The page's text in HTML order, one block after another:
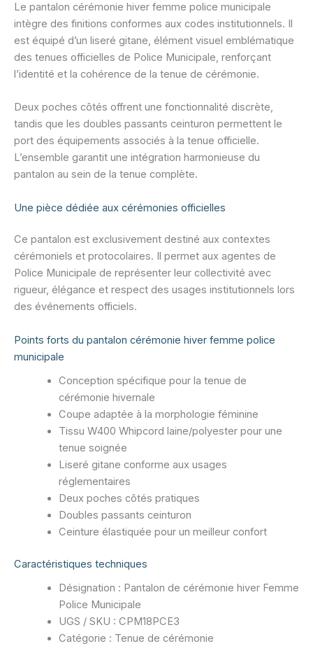
Le pantalon cérémonie hiver femme police municipale
intègre des finitions conformes aux codes institutionnels. Il
est équipé d’un liseré gitane, élément visuel emblématique
des tenues officielles de Police Municipale, renforçant
l’identité et la cohérence de la tenue de cérémonie.
Deux poches côtés offrent une fonctionnalité discrète,
tandis que les doubles passants ceinturon permettent le
port des équipements associés à la tenue officielle.
L’ensemble garantit une intégration harmonieuse du
pantalon au sein de la tenue complète.
Une pièce dédiée aux cérémonies officielles
Ce pantalon est exclusivement destiné aux contextes
cérémoniels et protocolaires. Il permet aux agentes de
Police Municipale de représenter leur collectivité avec
rigueur, élégance et respect des usages institutionnels lors
des événements officiels.
Points forts du pantalon cérémonie hiver femme police
municipale
Conception spécifique pour la tenue de
cérémonie hivernale
Coupe adaptée à la morphologie féminine
Tissu W400 Whipcord laine/polyester pour une
tenue soignée
Liseré gitane conforme aux usages
réglementaires
Deux poches côtés pratiques
Doubles passants ceinturon
Ceinture élastiquée pour un meilleur confort
Caractéristiques techniques
Désignation : Pantalon de cérémonie hiver Femme
Police Municipale
UGS / SKU : CPM18PCE3
Catégorie : Tenue de cérémonie